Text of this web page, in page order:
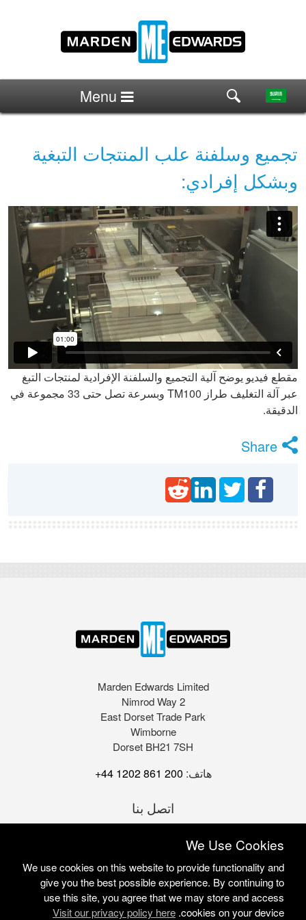
تجميع وسلفنة علب المنتجات التبغية
وبشكل إفرادي:
مقطع فيديو يوضح آلية التجميع والسلفنة الإفرادية لمنتجات التبغ
عبر آلة التغليف طراز TM100 وبسرعة تصل حتى 33 مجموعة في
الدقيقة.
Share
Marden Edwards Limited
2 Nimrod Way
East Dorset Trade Park
Wimborne
Dorset BH21 7SH
هاتف: +44 1202 861 200
اتصل بنا
We Use Cookies
We use cookies on this website to provide functionality and
give you the best possible experience. By continuing to
use this site, you agree that we may store and access
cookies on your device.
Visit our privacy policy here